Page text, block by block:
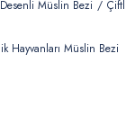
Desenli Müslin Bezi